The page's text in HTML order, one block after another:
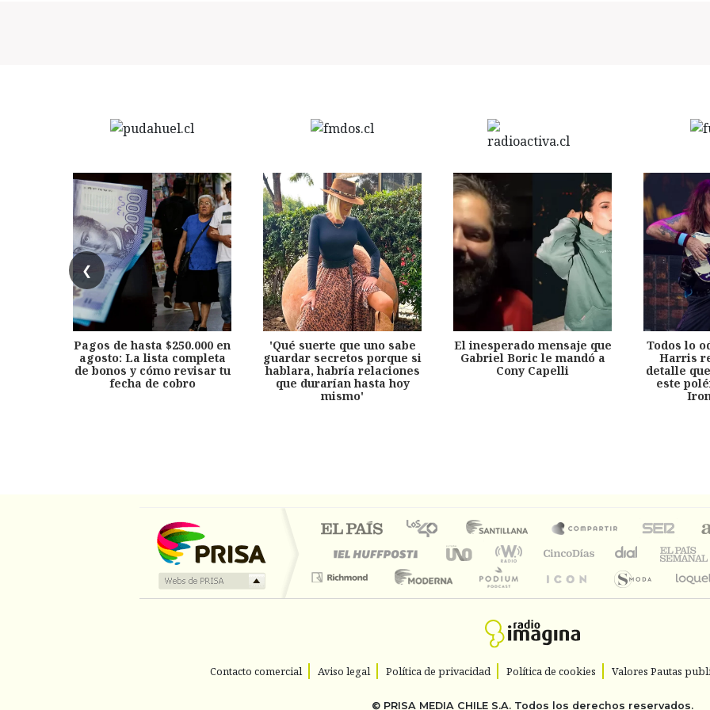
❮
Pagos de hasta $250.000 en
agosto: La lista completa
de bonos y cómo revisar tu
fecha de cobro
'Qué suerte que uno sabe
guardar secretos porque si
hablara, habría relaciones
que durarían hasta hoy
mismo'
El inesperado mensaje que
Gabriel Boric le mandó a
Cony Capelli
Todos lo
Harris
detalle
este
Contacto comercial Aviso legal Política de privacidad Política de cookies Valores Pautas
© PRISA MEDIA CHILE S.A. Todos los derechos reservados.